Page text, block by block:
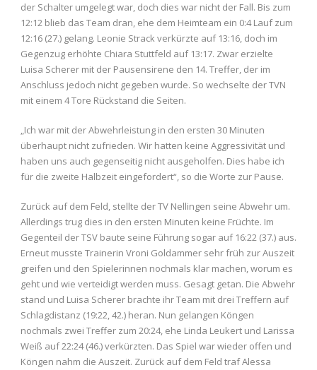
der Schalter umgelegt war, doch dies war nicht der Fall. Bis zum
12:12 blieb das Team dran, ehe dem Heimteam ein 0:4 Lauf zum
12:16 (27.) gelang. Leonie Strack verkürzte auf 13:16, doch im
Gegenzug erhöhte Chiara Stuttfeld auf 13:17. Zwar erzielte
Luisa Scherer mit der Pausensirene den 14. Treffer, der im
Anschluss jedoch nicht gegeben wurde. So wechselte der TVN
mit einem 4 Tore Rückstand die Seiten.
„Ich war mit der Abwehrleistung in den ersten 30 Minuten
überhaupt nicht zufrieden. Wir hatten keine Aggressivität und
haben uns auch gegenseitig nicht ausgeholfen. Dies habe ich
für die zweite Halbzeit eingefordert“, so die Worte zur Pause.
Zurück auf dem Feld, stellte der TV Nellingen seine Abwehr um.
Allerdings trug dies in den ersten Minuten keine Früchte. Im
Gegenteil der TSV baute seine Führung sogar auf 16:22 (37.) aus.
Erneut musste Trainerin Vroni Goldammer sehr früh zur Auszeit
greifen und den Spielerinnen nochmals klar machen, worum es
geht und wie verteidigt werden muss. Gesagt getan. Die Abwehr
stand und Luisa Scherer brachte ihr Team mit drei Treffern auf
Schlagdistanz (19:22, 42.) heran. Nun gelangen Köngen
nochmals zwei Treffer zum 20:24, ehe Linda Leukert und Larissa
Weiß auf 22:24 (46.) verkürzten. Das Spiel war wieder offen und
Köngen nahm die Auszeit. Zurück auf dem Feld traf Alessa